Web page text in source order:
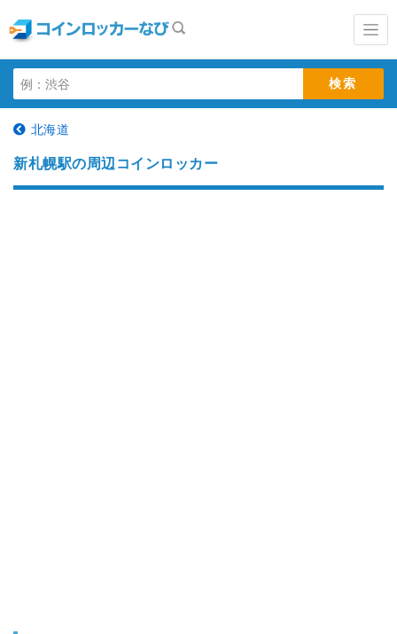
北海道
新札幌駅の周辺コインロッカー